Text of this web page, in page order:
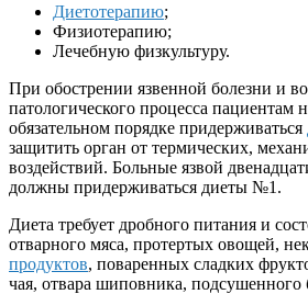
Диетотерапию;
Физиотерапию;
Лечебную физкультуру.
При обострении язвенной болезни и
патологического процесса пациентам
обязательном порядке придерживаться
защитить орган от термических,
воздействий. Больные язвой
должны придерживаться диеты №1.
Диета требует дробного питания и
отварного мяса, протертых овощей,
продуктов, поваренных сладких
чая, отвара шиповника, подсушенного